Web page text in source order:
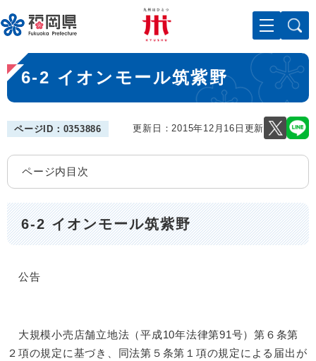
ー
ジ
先
頭
で
メニューを飛ばして本文へ
本
文
6-2 イオンモール筑紫野
ページID：0353886 更新日：2015年12月16日更新
ページ内目次
6-2 イオンモール筑紫野
公告
大規模小売店舗立地法（平成10年法律第91号）第６条第
２項の規定に基づき、同法第５条第１項の規定による届出が